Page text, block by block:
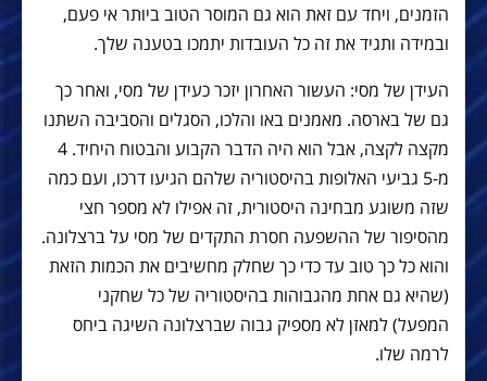
הזמנים, ויחד עם זאת הוא גם המוסר הטוב ביותר אי פעם,
ובמידה ותגיד את זה כל העובדות יתמכו בטענה שלך.
העידן של מסי: העשור האחרון יזכר כעידן של מסי, ואחר כך
גם של בארסה. מאמנים באו והלכו, הסגלים והסביבה השתנו
מקצה לקצה, אבל הוא היה הדבר הקבוע והבטוח היחיד. 4
מ-5 גביעי האלופות בהיסטוריה שלהם הגיעו דרכו, ועם כמה
שזה משוגע מבחינה היסטורית, זה אפילו לא מספר חצי
מהסיפור של ההשפעה חסרת התקדים של מסי על ברצלונה.
והוא כל כך טוב עד כדי כך שחלק מחשיבים את הכמות הזאת
(שהיא גם אחת מהגבוהות בהיסטוריה של כל שחקני
המפעל) למאזן לא מספיק גבוה שברצלונה השיגה ביחס
לרמה שלו.